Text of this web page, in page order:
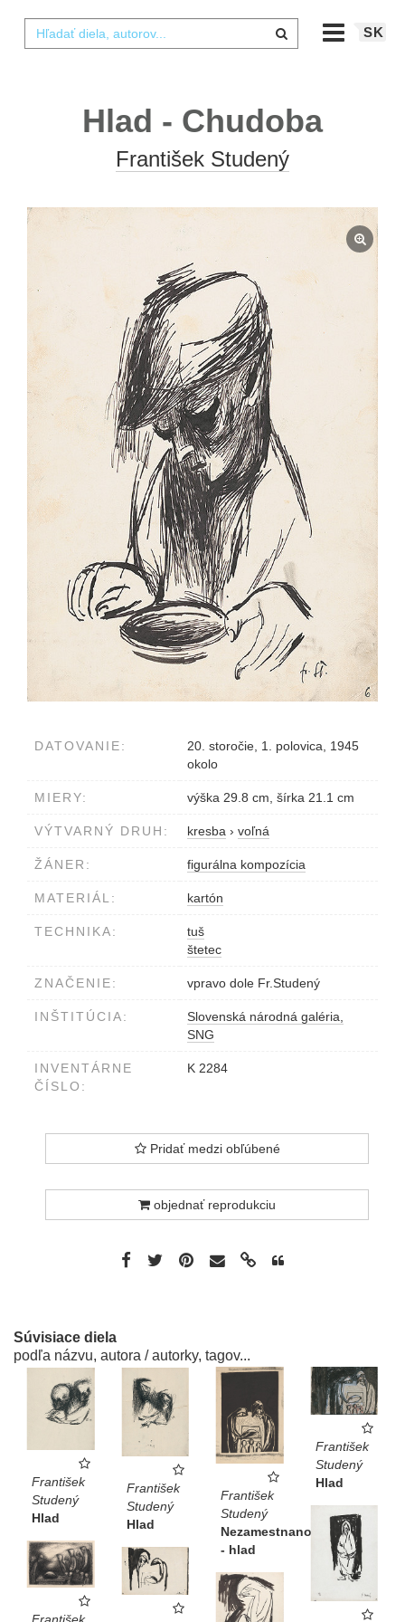
SK
Hlad - Chudoba
František Studený
DATOVANIE:
20. storočie, 1. polovica, 1945
okolo
MIERY: výška 29.8 cm, šírka 21.1 cm
VÝTVARNÝ DRUH: kresba › voľná
ŽÁNER: figurálna kompozícia
MATERIÁL: kartón
TECHNIKA:
tuš
štetec
ZNAČENIE: vpravo dole Fr.Studený
INŠTITÚCIA:
Slovenská národná galéria,
SNG
INVENTÁRNE
ČÍSLO:
K 2284
Pridať medzi obľúbené
objednať reprodukciu
Súvisiace diela
podľa názvu, autora / autorky, tagov...
František
Studený
Hlad
František
Studený
Hlad
František
Studený
Nezamestnanosť
- hlad
František
Studený
Hlad